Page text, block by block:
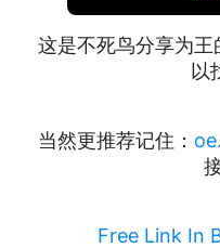
这是不死鸟分享为
以
当然更推荐记住：
Free Link In